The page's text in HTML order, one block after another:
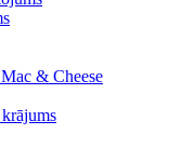
& Cheese